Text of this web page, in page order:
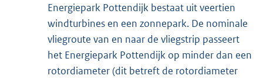
Energiepark Pottendijk bestaat uit veertien
windturbines en een zonnepark. De nominale
vliegroute van en naar de vliegstrip passeert
het Energiepark Pottendijk op minder dan een
rotordiameter (dit betreft de rotordiameter